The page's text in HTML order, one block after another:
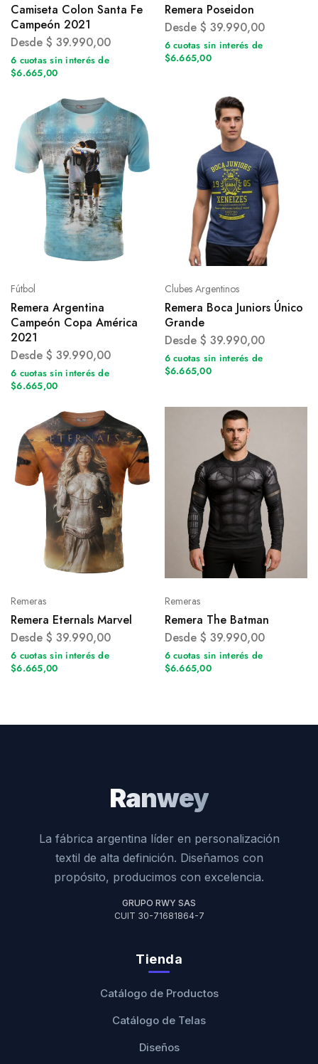
Camiseta Colon Santa Fe
Campeón 2021
Desde $ 39.990,00
6 cuotas sin interés de
$6.665,00
Remera Poseidon
Desde $ 39.990,00
6 cuotas sin interés de
$6.665,00
Fútbol
Remera Argentina
Campeón Copa América
2021
Desde $ 39.990,00
6 cuotas sin interés de
$6.665,00
Clubes Argentinos
Remera Boca Juniors Único
Grande
Desde $ 39.990,00
6 cuotas sin interés de
$6.665,00
Remeras
Remera Eternals Marvel
Desde $ 39.990,00
6 cuotas sin interés de
$6.665,00
Remeras
Remera The Batman
Desde $ 39.990,00
6 cuotas sin interés de
$6.665,00
Ranwey
La fábrica argentina líder en personalización
textil de alta definición. Diseñamos con
propósito, producimos con excelencia.
GRUPO RWY SAS
CUIT 30-71681864-7
Tienda
Catálogo de Productos
Catálogo de Telas
Diseños